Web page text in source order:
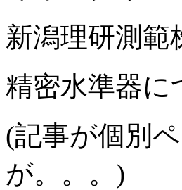
新潟理研測範
精密水準器に
(記事が個別
が。。。)